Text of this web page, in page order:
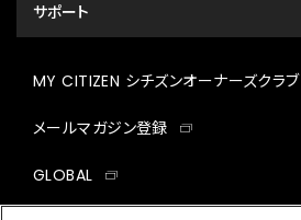
サポート
MY CITIZEN シチズンオーナーズクラブ
メールマガジン登録
GLOBAL